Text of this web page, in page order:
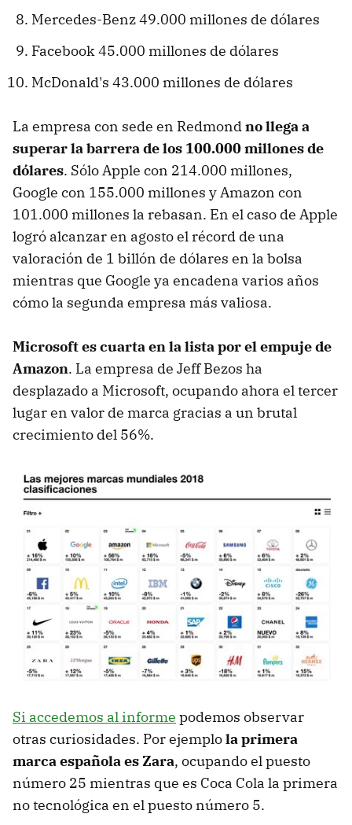
Mercedes-Benz 49.000 millones de dólares
Facebook 45.000 millones de dólares
McDonald's 43.000 millones de dólares
La empresa con sede en Redmondno llega a
superar la barrera de los 100.000 millones de
dólares. Sólo Apple con 214.000 millones,
Google con 155.000 millones y Amazon con
101.000 millones la rebasan. En el caso de Apple
logró alcanzar en agosto el récord de una
valoración de 1 billón de dólares en la bolsa
mientras que Google ya encadena varios años
cómo la segunda empresa más valiosa.
Microsoft es cuarta en la lista por el empuje de
Amazon. La empresa de Jeff Bezos ha
desplazado a Microsoft, ocupando ahora el tercer
lugar en valor de marca gracias a un brutal
crecimiento del 56%.
Si accedemos al informe podemos observar
otras curiosidades. Por ejemplola primera
marca española es Zara, ocupando el puesto
número 25 mientras que es Coca Cola la primera
no tecnológica en el puesto número 5.